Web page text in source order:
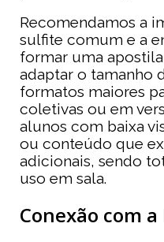
Recomendamos a
sulfite comum e a
formar uma
adaptar o tamanho
formatos maiores
coletivas ou em
alunos com baixa
ou conteúdo que
adicionais, sendo
uso em sala.
Conexão com a